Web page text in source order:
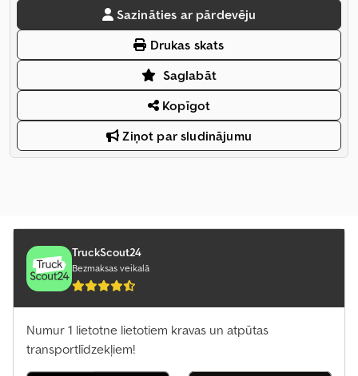
Sazināties ar pārdevēju
Drukas skats
Saglabāt
Kopīgot
Ziņot par sludinājumu
TruckScout24
Bezmaksas veikalā
Numur 1 lietotne lietotiem kravas un atpūtas
transportlīdzekļiem!